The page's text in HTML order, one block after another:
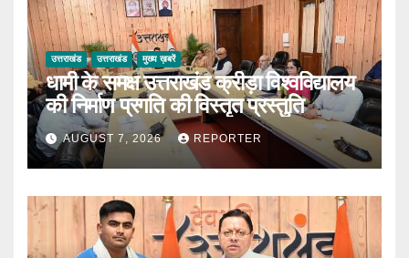
उत्तराखंड उत्तराखंड मुख्य ख़बरें
धामी के समक्ष उत्तराखंड क्रीड़ा विश्वविद्यालय
की निर्माण प्रगति की विस्तृत प्रस्तुति
AUGUST 7, 2026 REPORTER